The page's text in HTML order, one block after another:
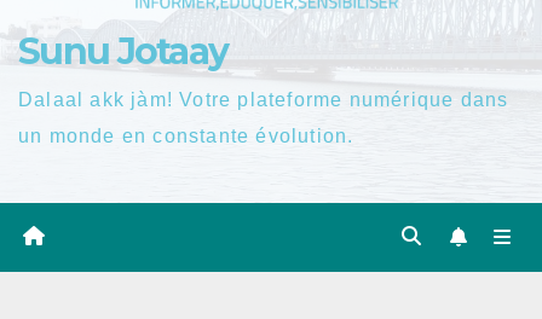
Sunu Jotaay
Dalaal akk jàm! Votre plateforme numérique dans
un monde en constante évolution.